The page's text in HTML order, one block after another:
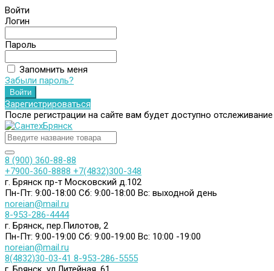
Войти
Логин
Пароль
Запомнить меня
Забыли пароль?
Зарегистрироваться
После регистрации на сайте вам будет доступно
8 (900) 360-88-88
+7900-360-8888 +7(4832)300-348
г. Брянск пр-т Московский д.102
Пн-Пт: 9:00-18:00 Сб: 9:00-18:00 Вс: выходной день
noreian@mail.ru
8-953-286-4444
г. Брянск, пер.Пилотов, 2
Пн-Пт: 9:00-19:00 Сб: 9:00-19:00 Вс: 10:00 -19:00
noreian@mail.ru
8(4832)30-03-41 8-953-286-5555